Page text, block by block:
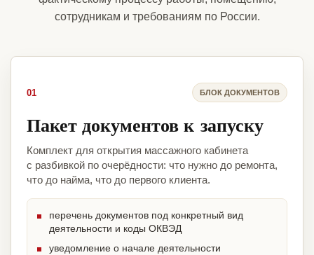
сотрудникам и требованиям по России.
01 БЛОК ДОКУМЕНТОВ
Пакет документов к запуску
Комплект для открытия массажного кабинета
с разбивкой по очерёдности: что нужно до ремонта,
что до найма, что до первого клиента.
перечень документов под конкретный вид
деятельности и коды ОКВЭД
уведомление о начале деятельности